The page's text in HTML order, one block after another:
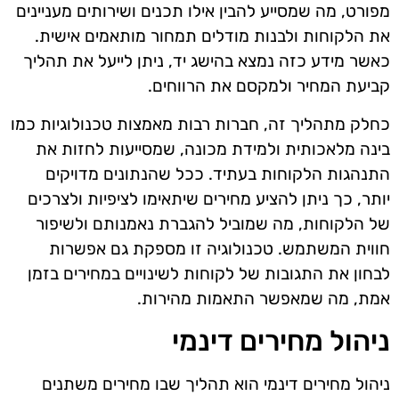
מפורט, מה שמסייע להבין אילו תכנים ושירותים מעניינים
את הלקוחות ולבנות מודלים תמחור מותאמים אישית.
כאשר מידע כזה נמצא בהישג יד, ניתן לייעל את תהליך
קביעת המחיר ולמקסם את הרווחים.
כחלק מתהליך זה, חברות רבות מאמצות טכנולוגיות כמו
בינה מלאכותית ולמידת מכונה, שמסייעות לחזות את
התנהגות הלקוחות בעתיד. ככל שהנתונים מדויקים
יותר, כך ניתן להציע מחירים שיתאימו לציפיות ולצרכים
של הלקוחות, מה שמוביל להגברת נאמנותם ולשיפור
חווית המשתמש. טכנולוגיה זו מספקת גם אפשרות
לבחון את התגובות של לקוחות לשינויים במחירים בזמן
אמת, מה שמאפשר התאמות מהירות.
ניהול מחירים דינמי
ניהול מחירים דינמי הוא תהליך שבו מחירים משתנים